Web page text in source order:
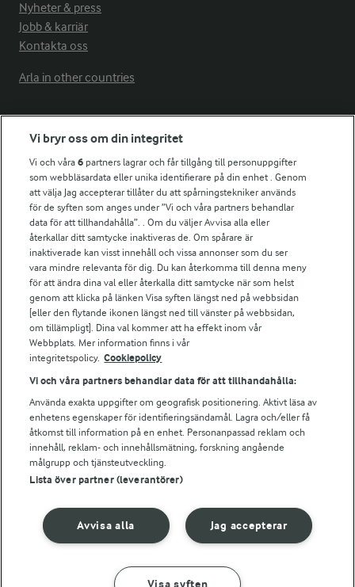
Nyheter & press
Jobb & karriär
Kontakta oss
Arla in other countries
Fler Arlasajter
För ägare
Arlas kundportal
Arla.com
Falbygdens Ost
Arla webbshop
Bildbank
Följ oss
© 2026 Arla Foods
Integritetspolicy
Vi bryr oss om din integritet
Vi och våra6 partners lagrar och får tillgång till personuppgifter
som webbläsardata eller unika identifierare på din enhet . Genom
att välja Jag accepterar tillåter du att spårningstekniker används
för de syften som anges under ”Vi och våra partners behandlar
data för att tillhandahålla”. . Om du väljer Avvisa alla eller
återkallar ditt samtycke inaktiveras de. Om spårare är
inaktiverade kan visst innehåll och vissa annonser som du ser
vara mindre relevanta för dig. Du kan återkomma till denna meny
för att ändra dina val eller återkalla ditt samtycke när som helst
genom att klicka på länken Visa syften längst ned på webbsidan
[eller den flytande ikonen längst ned till vänster på webbsidan,
om tillämpligt]. Dina val kommer att ha effekt inom vår
Webbplats. Mer information finns i vår
integritetspolicy. Cookiepolicy
Vi och våra partners behandlar data för att tillhandahålla:
Använda exakta uppgifter om geografisk positionering. Aktivt läsa av
enhetens egenskaper för identifieringsändamål. Lagra och/eller få
åtkomst till information på en enhet. Personanpassad reklam och
innehåll, reklam- och innehållsmätning, forskning angående
målgrupp och tjänsteutveckling.
Lista över partner (leverantörer)
Jag accepterar
Avvisa alla
Visa syften